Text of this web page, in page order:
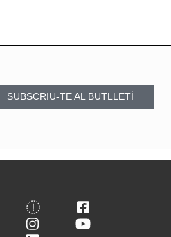
SUBSCRIU-TE AL BUTLLETÍ